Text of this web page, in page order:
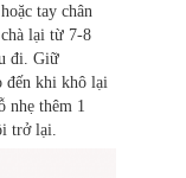
tay chân
lại từ 7-8
đi. Giữ
đến khi khô lại
nhẹ thêm 1
trở lại.